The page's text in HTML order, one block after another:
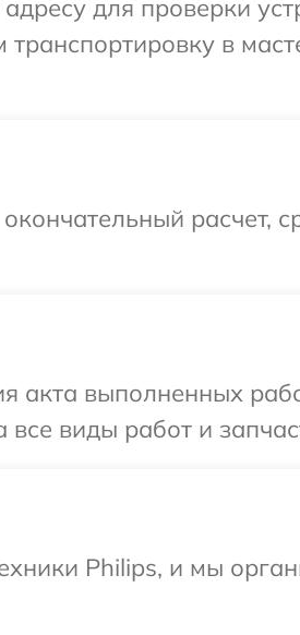
для проверки
в
расчет,
акта выполненных
виды работ и
Philips, и мы